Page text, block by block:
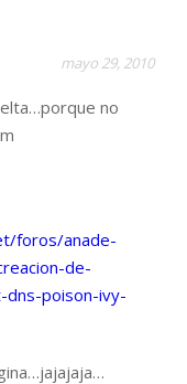
mayo 29, 2010
no
foros/anade-
de-
poison-ivy-